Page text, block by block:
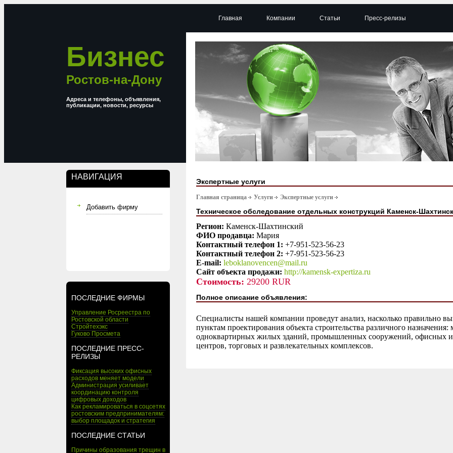
Бизнес
Ростов-на-Дону
Адреса и телефоны, объявления,
публикации, новости, ресурсы
НАВИГАЦИЯ
Добавить фирму
ПОСЛЕДНИЕ ФИРМЫ
Управление Росреестра по
Ростовской области
Стройтехэкс
Гуково Просмета
ПОСЛЕДНИЕ ПРЕСС-
РЕЛИЗЫ
Фиксация высоких офисных
расходов меняет модели
Администрация усиливает
координацию контроля
цифровых доходов
Как рекламироваться в соцсетях
ростовским предпринимателям:
выбор площадок и стратегия
ПОСЛЕДНИЕ СТАТЬИ
Причины образования трещин в
Главная Компании Статьи Пресс-релизы
Экспертные услуги
Главная страница Услуги Экспертные услуги
Техническое обследование отдельных конструкций Каменск-
Регион: Каменск-Шахтинский
ФИО продавца: Мария
Контактный телефон 1: +7-951-523-56-23
Контактный телефон 2: +7-951-523-56-23
E-mail: leboklanovencen@mail.ru
Сайт объекта продажи: http://kamensk-expertiza.ru
Стоимость: 29200 RUR
Полное описание объявления:
Специалисты нашей компании проведут анализ, насколько правильно
пунктам проектирования объекта строительства различного назначения:
одноквартирных жилых зданий, промышленных сооружений, офисных
центров, торговых и развлекательных комплексов.